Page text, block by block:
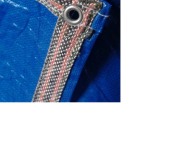
Seçenekler
ürün
sayfasından
seçilebilir